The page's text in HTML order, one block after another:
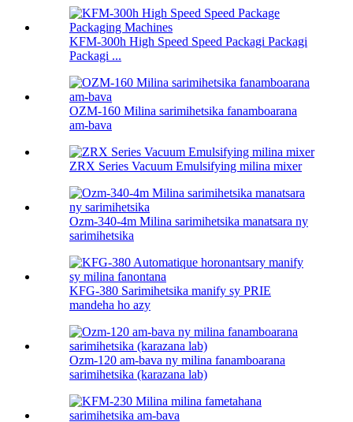
KFM-300h High Speed ​​Speed ​​Packagi Packagi
Packagi ...
OZM-160 Milina sarimihetsika fanamboarana
am-bava
ZRX Series Vacuum Emulsifying milina mixer
Ozm-340-4m Milina sarimihetsika manatsara ny
sarimihetsika
KFG-380 Sarimihetsika manify sy PRIE
mandeha ho azy
Ozm-120 am-bava ny milina fanamboarana
sarimihetsika (karazana lab)